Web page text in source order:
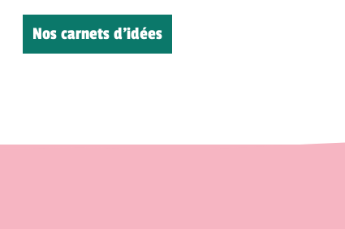
Nos carnets d’idées